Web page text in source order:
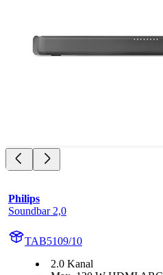
Philips
Soundbar 2,0
TAB5109/10
2.0 Kanal